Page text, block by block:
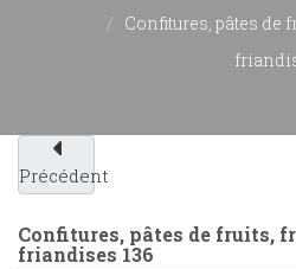
Confitures, pâtes de
Précédent
Confitures, pâtes de fruits,
friandises 136